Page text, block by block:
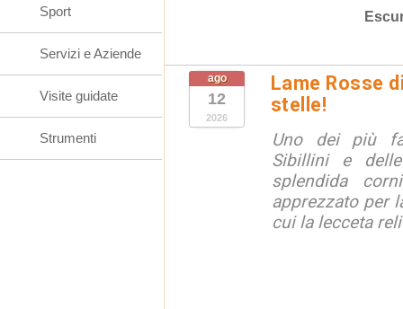
ago
12
2026
Lame Rosse
stelle!
Uno dei più
Sibillini e
splendida
apprezzato per
cui la lecceta
Sport
Servizi e Aziende
Visite guidate
Strumenti